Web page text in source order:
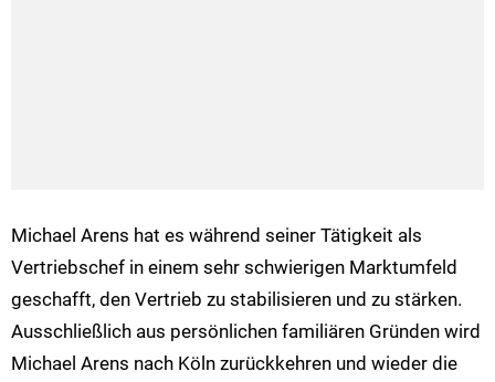
Michael Arens hat es während seiner Tätigkeit als
Vertriebschef in einem sehr schwierigen Marktumfeld
geschafft, den Vertrieb zu stabilisieren und zu stärken.
Ausschließlich aus persönlichen familiären Gründen wird
Michael Arens nach Köln zurückkehren und wieder die